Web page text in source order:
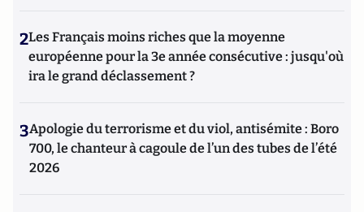
2Les Français moins riches que la moyenne
européenne pour la 3e année consécutive : jusqu'où
ira le grand déclassement ?
3Apologie du terrorisme et du viol, antisémite : Boro
700, le chanteur à cagoule de l’un des tubes de l’été
2026